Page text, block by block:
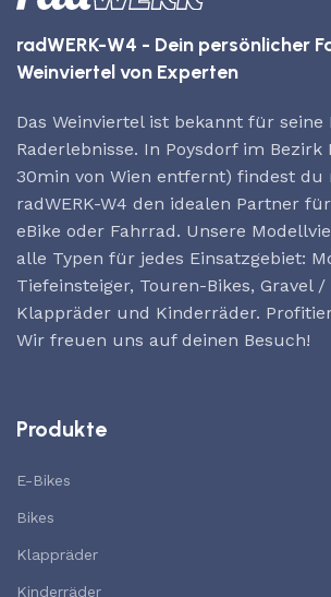
radWERK-W4 - Dein persönlicher
Weinviertel von Experten
Das Weinviertel ist bekannt für seine
Raderlebnisse. In Poysdorf im
30min von Wien entfernt) findest du
radWERK-W4 den idealen Partner
eBike oder Fahrrad. Unsere
alle Typen für jedes Einsatzgebiet:
Tiefeinsteiger, Touren-Bikes, Gravel /
Klappräder und Kinderräder.
Wir freuen uns auf deinen Besuch!
Produkte
E-Bikes
Bikes
Klappräder
Kinderräder